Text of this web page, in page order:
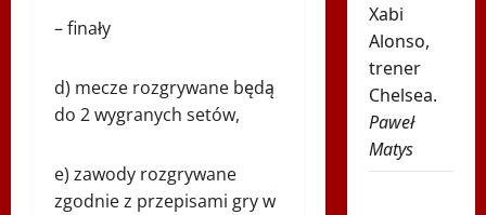
– finały
d) mecze rozgrywane będą
do 2 wygranych setów,
e) zawody rozgrywane
zgodnie z przepisami gry w
Xabi
Alonso,
trener
Chelsea.
Paweł
Matys